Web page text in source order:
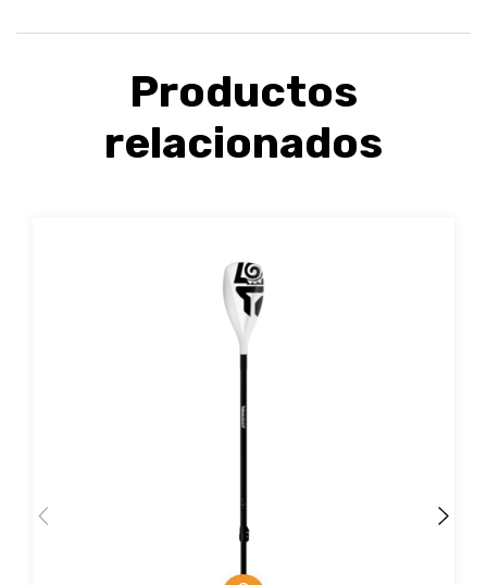
Productos
relacionados